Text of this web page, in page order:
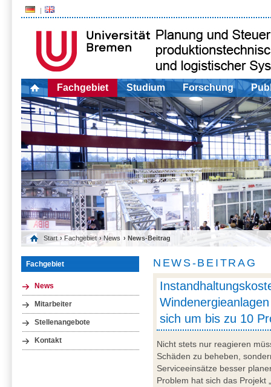
Fachgebiet Studium Forschung
Start › Fachgebiet › News › News-Beitrag
Fachgebiet
News
Mitarbeiter
Stellenangebote
Kontakt
NEWS-BEITRAG
sich um bis zu 10
Nicht stets nur reagieren
Schäden zu beheben,
Serviceeinsätze besser
Problem hat sich das Projekt